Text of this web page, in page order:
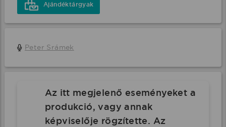
Ajándéktárgyak
Peter Srámek
Az itt megjelenő eseményeket a
produkció, vagy annak
képviselője rögzítette. Az